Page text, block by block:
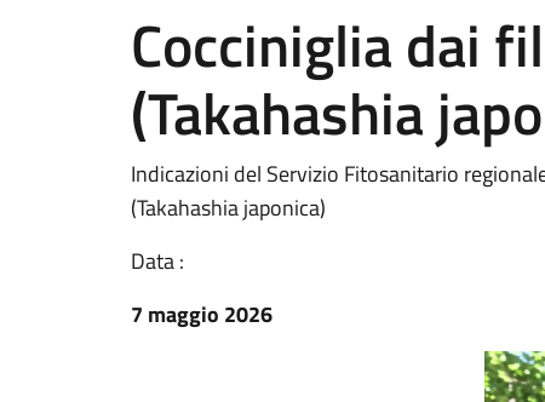
Cocciniglia dai
(Takahashia
Indicazioni del Servizio Fitosanitario
(Takahashia japonica)
Data :
7 maggio 2026